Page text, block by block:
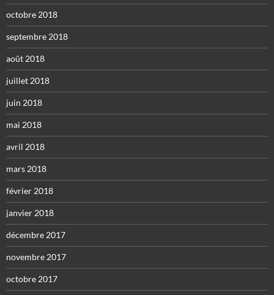
octobre 2018
septembre 2018
août 2018
juillet 2018
juin 2018
mai 2018
avril 2018
mars 2018
février 2018
janvier 2018
décembre 2017
novembre 2017
octobre 2017